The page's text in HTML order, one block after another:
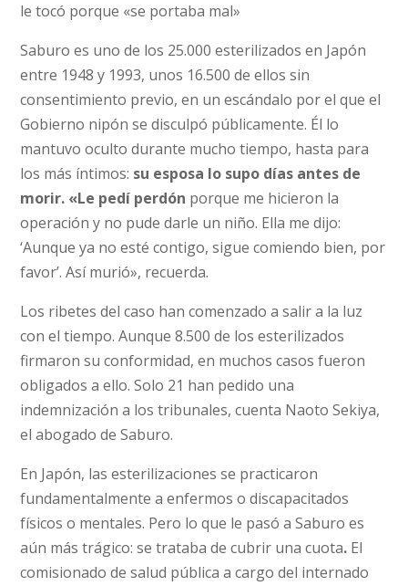
le tocó porque «se portaba mal»
Saburo es uno de los 25.000 esterilizados en Japón
entre 1948 y 1993, unos 16.500 de ellos sin
consentimiento previo, en un escándalo por el que el
Gobierno nipón se disculpó públicamente. Él lo
mantuvo oculto durante mucho tiempo, hasta para
los más íntimos: su esposa lo supo días antes de
morir. «Le pedí perdón porque me hicieron la
operación y no pude darle un niño. Ella me dijo:
‘Aunque ya no esté contigo, sigue comiendo bien, por
favor’. Así murió», recuerda.
Los ribetes del caso han comenzado a salir a la luz
con el tiempo. Aunque 8.500 de los esterilizados
firmaron su conformidad, en muchos casos fueron
obligados a ello. Solo 21 han pedido una
indemnización a los tribunales, cuenta Naoto Sekiya,
el abogado de Saburo.
En Japón, las esterilizaciones se practicaron
fundamentalmente a enfermos o discapacitados
físicos o mentales. Pero lo que le pasó a Saburo es
aún más trágico: se trataba de cubrir una cuota. El
comisionado de salud pública a cargo del internado